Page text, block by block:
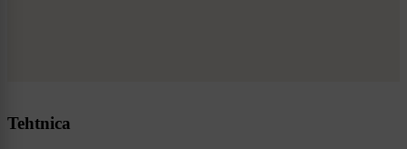
Tehtnica